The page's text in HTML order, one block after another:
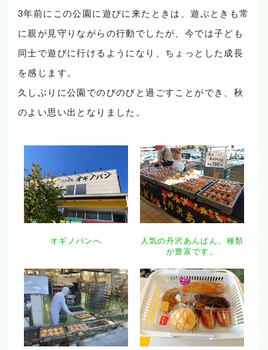
3年前にこの公園に遊びに来たときは、遊ぶときも常
に親が見守りながらの行動でしたが、今では子ども
同士で遊びに行けるようになり、ちょっとした成長
を感じます。
久しぶりに公園でのびのびと過ごすことができ、秋
のよい思い出となりました。
オギノパンへ
人気の丹沢あんぱん、種類
が豊富です。